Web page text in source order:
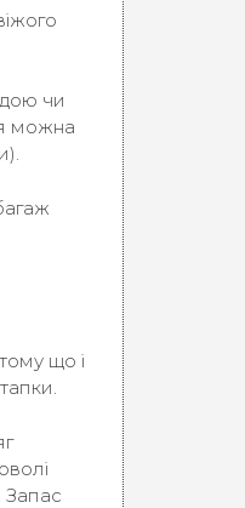
чи
можна
що і
Запас